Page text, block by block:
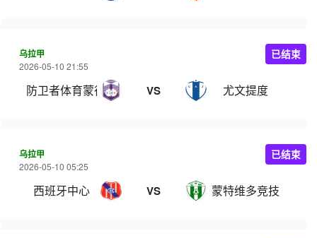
乌拉甲
2026-05-10 21:55
防卫者体育蒙得维的亚 VS 尤文提度
已结束
乌拉甲
2026-05-10 05:25
西班牙中心 VS 蒙特维多竞技
已结束